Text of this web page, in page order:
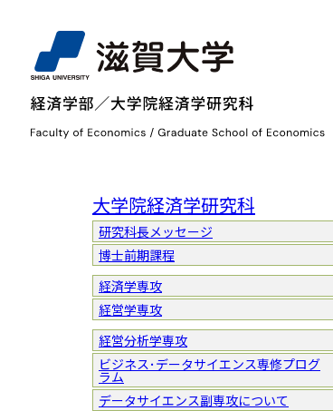
大学院経済学研究科
研究科長メッセージ
博士前期課程
経済学専攻
経営学専攻
経営分析学専攻
ビジネス･データサイエンス専修プログ
ラム
データサイエンス副専攻について